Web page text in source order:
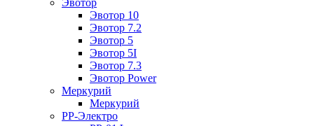
Эвотор 10
Эвотор 7.2
Эвотор 5
Эвотор 5I
Эвотор 7.3
Эвотор Power
Меркурий
Меркурий
РР-Электро